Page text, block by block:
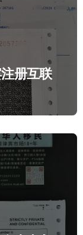
册互联